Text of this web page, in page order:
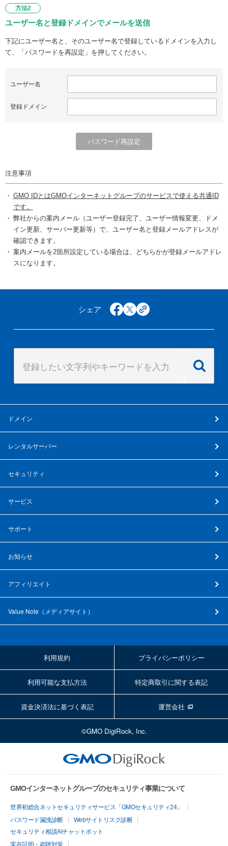
方法2
ユーザー名と登録ドメインでメールを送信
下記にユーザー名と、そのユーザー名で登録しているドメインを入力し
て、「パスワードを再設定」を押してください。
ユーザー名
登録ドメイン
注意事項
GMO IDとはGMOインターネットグループのサービスで使える共通ID
です。
弊社からの案内メール（ユーザー登録完了、ユーザー情報変更、ドメ
イン更新、サーバー更新等）で、ユーザー名と登録メールアドレスが
確認できます。
案内メールを2箇所設定している場合は、どちらかが登録メールアドレ
スになります。
シェア facebook
x copy
ドメイン
レンタルサーバー
セキュリティ
サービス
サポート
お知らせ
アフィリエイト
Value Note（ メディアサイト ）
利用規約 プライバシーポリシー
利用可能な支払方法 特定商取引に関する表記
資金決済法に基づく表記 運営会社
©GMO DigiRock, Inc.
GMOインターネットグループのセキュリティ事業について
世界初総合ネットセキュリティサービス「GMOセキュリティ24」
パスワード漏洩診断
Webサイトリスク診断
セキュリティ相談AIチャットボット
実在証明・盗聴対策